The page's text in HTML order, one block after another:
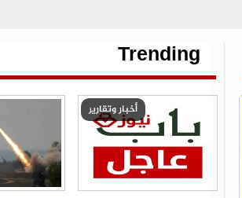
Trending
أخبار وتقارير